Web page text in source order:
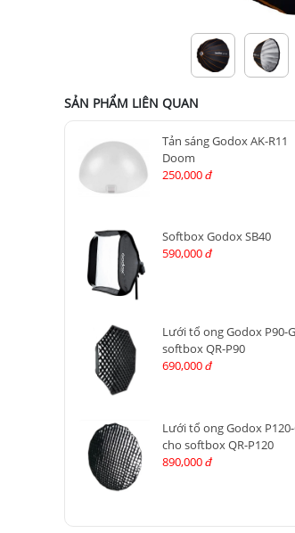
SẢN PHẨM LIÊN QUAN
Tản sáng Godox AK-R11
Doom
250,000 đ
Softbox Godox SB40
590,000 đ
Lưới tổ ong Godox P90-
softbox QR-P90
690,000 đ
Lưới tổ ong Godox
cho softbox QR-P120
890,000 đ